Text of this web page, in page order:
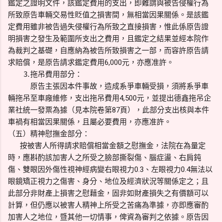
鑑定之證明文件，該鑑定費用的支出，即難謂與被告侵權行為
所致原告車輛交易性貶值之損害間，無相當因果關係。是該鑑
定費用雖非被告過失侵權行為所致之直接損害，惟此係原告證
明損害之發生及範圍所支出之費用，且鑑定之結果並經本院作
為裁判之基礎，自應納為被告所致損害之一部，而容許原告請
求賠償，是原告請求鑑定費用6,000元，亦應准許。
⒊拖吊費用部分：
原告主張因本件事故，造成系爭車輛受損，須將系爭車
輛拖吊至車廠維修，支出拖吊費用4,500元，並提出德鑫拖吊企
業社統一發票為據（見本院卷第87頁），此部分支出核與本件
車禍有相當因果關係，且屬必要費用，亦應准許。
（五）精神慰撫金部分：
按被害人所得請求賠償相當金額之慰撫金，法院在為量定
時，應斟酌該加害人之所受之臉部撕裂傷、腦症盪、右肩鈍
傷、雙眼因外傷性視神經病變右眼視力0.3、左眼視力0.4無法以
眼鏡矯正視力之傷害、身分、地位及經濟狀況等關係定之；且
此部分非財產上損害之慰藉金，固非如財產損失之有價額可以
計算，但仍應以被害人精神上所受之苦痛為準據，亦即應審酌
加害人之地位，暨其他一切情事，俾資為審判之依據。原告因